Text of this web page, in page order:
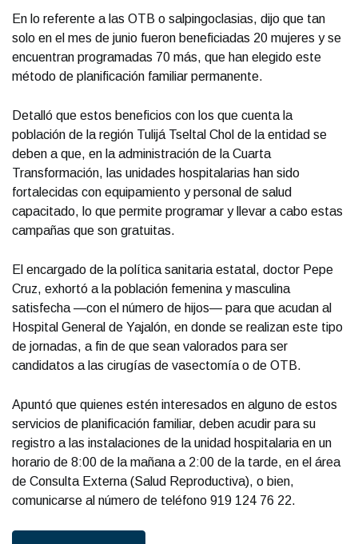
En lo referente a las OTB o salpingoclasias, dijo que tan
solo en el mes de junio fueron beneficiadas 20 mujeres y se
encuentran programadas 70 más, que han elegido este
método de planificación familiar permanente.
Detalló que estos beneficios con los que cuenta la
población de la región Tulijá Tseltal Chol de la entidad se
deben a que, en la administración de la Cuarta
Transformación, las unidades hospitalarias han sido
fortalecidas con equipamiento y personal de salud
capacitado, lo que permite programar y llevar a cabo estas
campañas que son gratuitas.
El encargado de la política sanitaria estatal, doctor Pepe
Cruz, exhortó a la población femenina y masculina
satisfecha —con el número de hijos— para que acudan al
Hospital General de Yajalón, en donde se realizan este tipo
de jornadas, a fin de que sean valorados para ser
candidatos a las cirugías de vasectomía o de OTB.
Apuntó que quienes estén interesados en alguno de estos
servicios de planificación familiar, deben acudir para su
registro a las instalaciones de la unidad hospitalaria en un
horario de 8:00 de la mañana a 2:00 de la tarde, en el área
de Consulta Externa (Salud Reproductiva), o bien,
comunicarse al número de teléfono 919 124 76 22.